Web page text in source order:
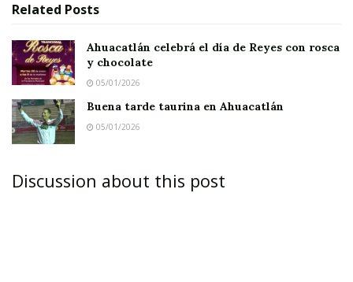
Related Posts
Ahuacatlán celebrá el día de Reyes con rosca
y chocolate
05/01/2026
Buena tarde taurina en Ahuacatlán
05/01/2026
Discussion about this post